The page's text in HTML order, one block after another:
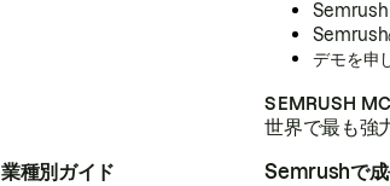
Semrush
Semrush
デモを申
SEMRUSH
世界で最も強
業種別ガイド Semrushで成